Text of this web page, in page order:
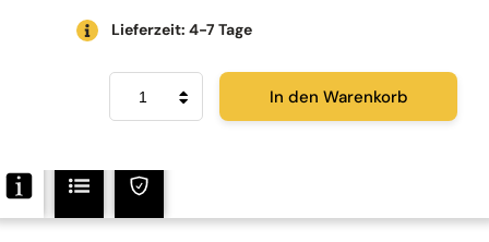
Lieferzeit: 4-7 Tage
Furutech
11
Menge
In den Warenkorb